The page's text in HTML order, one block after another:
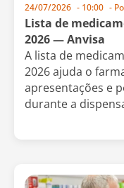
24/07/2026 - 10:00 -
Lista de
2026 — Anvisa
A lista de
2026 ajuda o
apresentações e
durante a